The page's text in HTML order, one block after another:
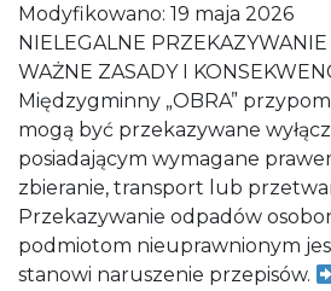
Modyfikowano: 19 maja 2026
NIELEGALNE
WAŻNE ZASADY I
Międzygminny „OBRA”
mogą być przekazywane
posiadającym wymagane
zbieranie, transport lub
Przekazywanie odpadów
podmiotom nieuprawnionym
stanowi naruszenie przepisów.